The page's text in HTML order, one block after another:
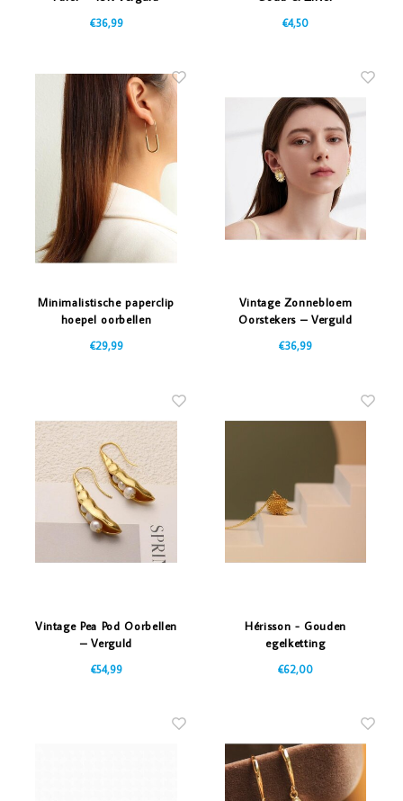
€36,99
€4,50
Minimalistische paperclip
hoepel oorbellen
€29,99
Vintage Zonnebloem
Oorstekers – Verguld
€36,99
Vintage Pea Pod Oorbellen
– Verguld
€54,99
Hérisson - Gouden
egelketting
€62,00